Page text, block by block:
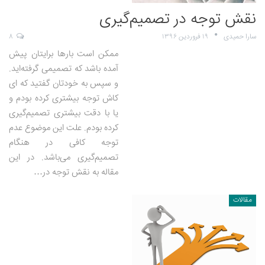
نقش توجه در تصمیم‌گیری
سارا حمیدی ۱۹ فروردین ۱۳۹۶
ممکن است بارها برایتان پیش
آمده باشد که تصمیمی گرفته‌اید.
و سپس به خودتان گفتید که ای
کاش توجه بیشتری کرده بودم و
یا با دقت بیشتری تصمیم‌گیری
کرده بودم. علت این موضوع عدم
توجه کافی در هنگام
تصمیم‌گیری می‌باشد. در این
مقاله به نقش توجه در…
مقالات